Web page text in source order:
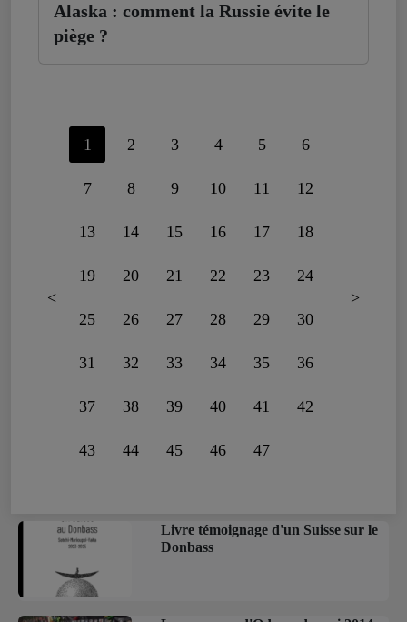
Alaska : comment la Russie évite le
piège ?
<
1 2 3 4 5 6
7 8 9 10 11 12
13 14 15 16 17 18
19 20 21 22 23 24
25 26 27 28 29 30
31 32 33 34 35 36
37 38 39 40 41 42
43 44 45 46 47
>
Livre témoignage d'un Suisse sur le
Donbass